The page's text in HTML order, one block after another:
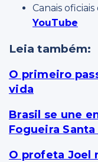
Canais
YouTube
Leia também:
O primeiro
vida
Brasil se une
Fogueira
O profeta Joel